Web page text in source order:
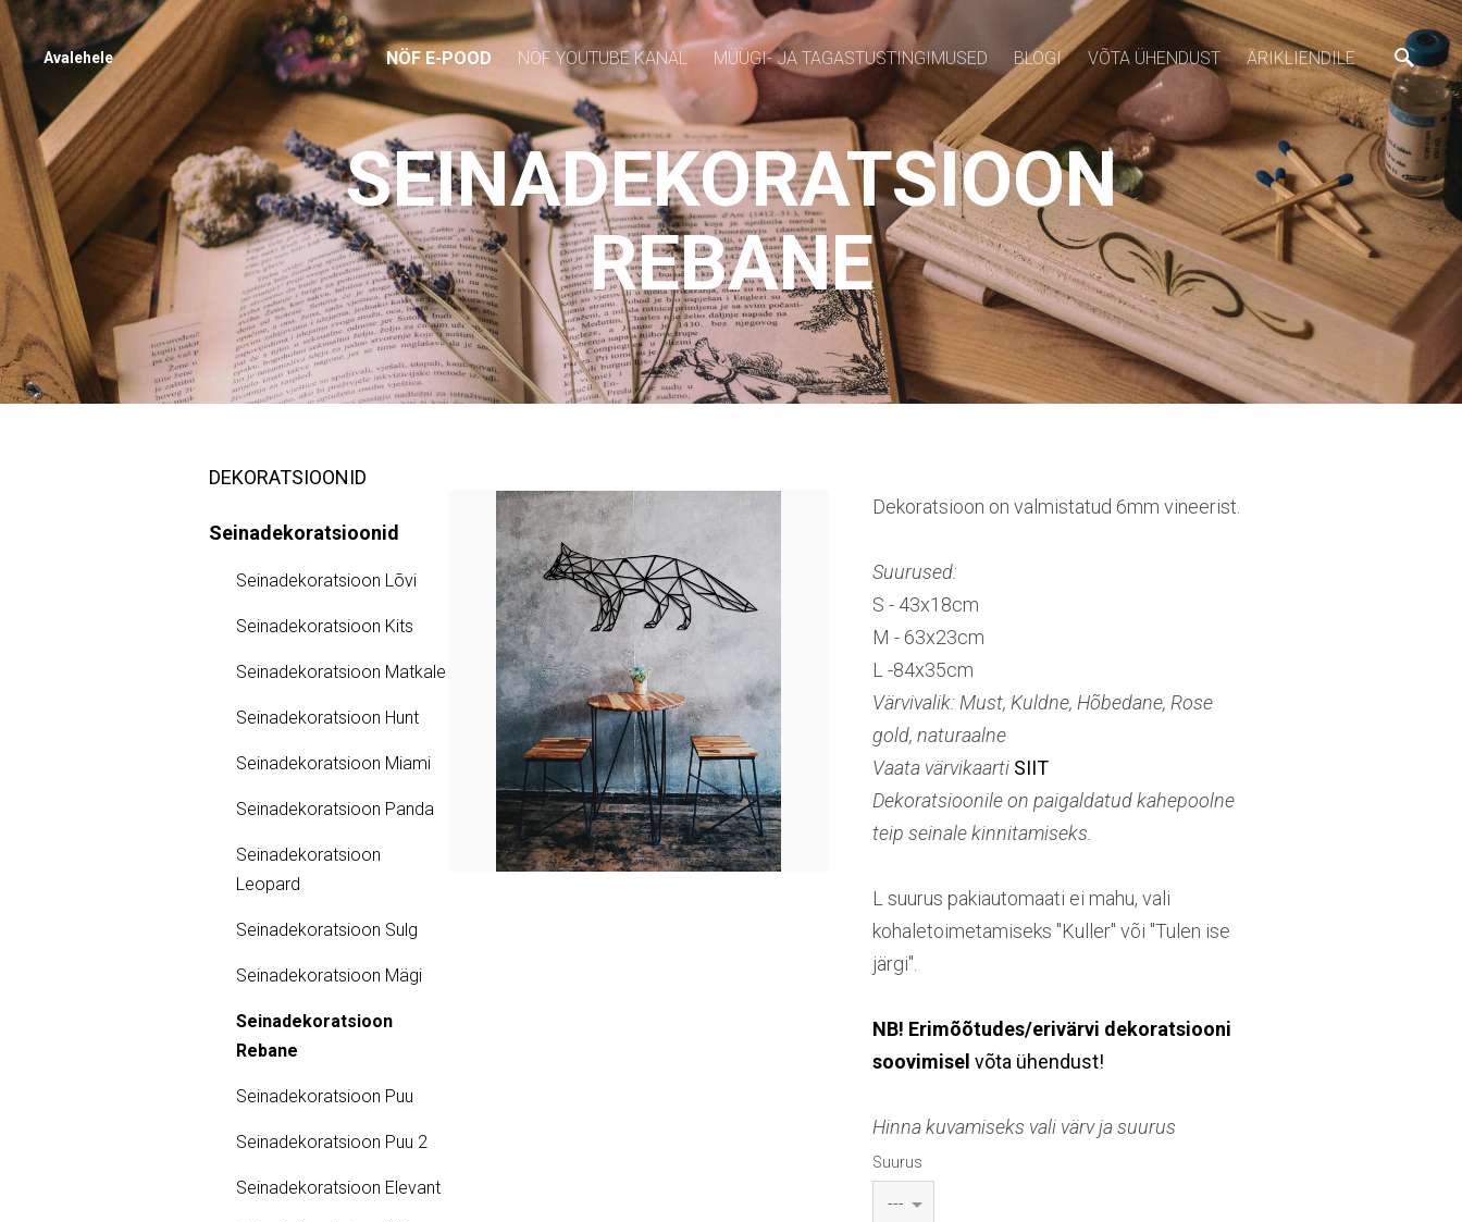
Avalehele NÖF E-POOD NÖF YOUTUBE KANAL MÜÜGI- JA TAGASTUSTINGIMUSED BLOGI VÕTA ÜHENDUST ÄRIKLIENDILE
SEINADEKORATSIOON
REBANE
DEKORATSIOONID
Seinadekoratsioonid
Seinadekoratsioon Lõvi
Seinadekoratsioon Kits
Seinadekoratsioon Matkale
Seinadekoratsioon Hunt
Seinadekoratsioon Miami
Seinadekoratsioon Panda
Seinadekoratsioon
Leopard
Seinadekoratsioon Sulg
Seinadekoratsioon Mägi
Seinadekoratsioon
Rebane
Seinadekoratsioon Puu
Seinadekoratsioon Puu 2
Seinadekoratsioon Elevant
Dekoratsioon on valmistatud 6mm vineerist.
Suurused:
S - 43x18cm
M - 63x23cm
L -84x35cm
Värvivalik: Must, Kuldne, Hõbedane, Rose
gold, naturaalne
Vaata värvikaarti SIIT
Dekoratsioonile on paigaldatud kahepoolne
teip seinale kinnitamiseks.
L suurus pakiautomaati ei mahu, vali
kohaletoimetamiseks "Kuller" või "Tulen ise
järgi".
NB! Erimõõtudes/erivärvi dekoratsiooni
soovimisel võta ühendust!
Hinna kuvamiseks vali värv ja suurus
Suurus